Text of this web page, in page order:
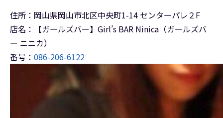
住所：岡山県岡山市北区中央町1-14 センターパレ２F
店名：【ガールズバー】Girl’s BAR Ninica（ガールズバ
ー ニニカ）
番号： 086-206-6122